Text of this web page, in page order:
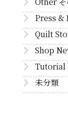
Press &
Quilt
Shop
Tutorial
未分類